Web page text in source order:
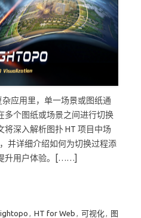
应用里，单一场景或图纸通
多个图纸或场景之间进行切换
将深入解析图扑 HT 项目中场
并详细介绍如何为切换过程添
升用户体验。[……]
, HT for Web , 可视化, 图